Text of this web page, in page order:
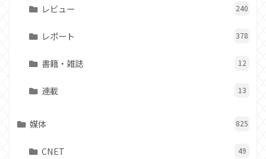
レビュー 240
レポート 378
書籍・雑誌 12
連載 13
媒体 825
CNET 49